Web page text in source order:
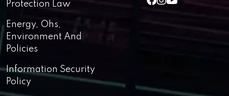
Protection Law
Energy, Ohs,
Environment And
Policies
Information Security
Policy